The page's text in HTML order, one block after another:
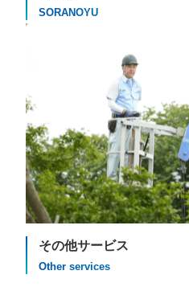
SORANOYU
その他サービス
Other services